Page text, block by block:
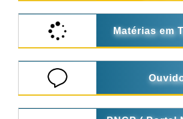
Matérias em